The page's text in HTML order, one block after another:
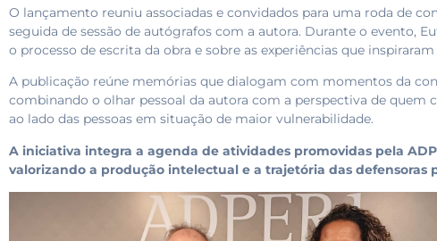
O lançamento reuniu associadas e convidados para uma roda de
seguida de sessão de autógrafos com a autora. Durante o evento,
o processo de escrita da obra e sobre as experiências que
A publicação reúne memórias que dialogam com momentos da
combinando o olhar pessoal da autora com a perspectiva de quem
ao lado das pessoas em situação de maior vulnerabilidade.
A iniciativa integra a agenda de atividades promovidas pela
valorizando a produção intelectual e a trajetória das defensoras